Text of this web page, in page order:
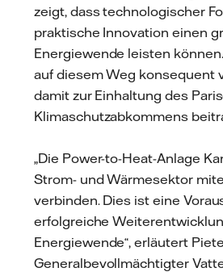
zeigt, dass technologischer
praktische Innovation einen
Energiewende leisten
auf diesem Weg konsequent
damit zur Einhaltung des
Klimaschutzabkommens
„Die Power-to-Heat-Anlage
Strom- und Wärmesektor
verbinden. Dies ist eine
erfolgreiche
Energiewende“, erläutert
Generalbevollmächtigter